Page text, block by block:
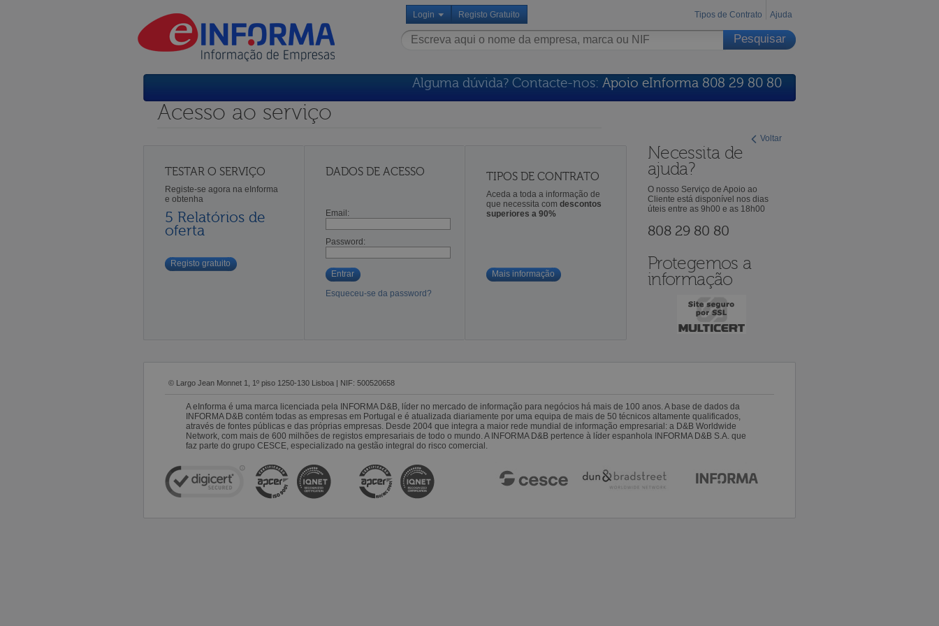
Login Registo Gratuito Tipos de Contrato Ajuda
Alguma dúvida? Contacte-nos: Apoio eInforma 808 29 80 80
Voltar
Acesso ao serviço
TESTAR O SERVIÇO
Registe-se agora na eInforma
e obtenha
5 Relatórios de
oferta
Registo gratuito
DADOS DE ACESSO
Email:
Password:
Entrar
Esqueceu-se da password?
TIPOS DE CONTRATO
Aceda a toda a informação de
que necessita comdescontos
superiores a 90%
Mais informação
Necessita de
ajuda?
O nosso Serviço de Apoio ao
Cliente está disponível nos dias
úteis entre as 9h00 e as 18h00
808 29 80 80
Protegemos a
informação
© Largo Jean Monnet 1, 1º piso 1250-130 Lisboa | NIF: 500520658
A eInforma é uma marca licenciada pela INFORMA D&B, líder no mercado de informação para negócios há mais de 100 anos. A base de dados da
INFORMA D&B contém todas as empresas em Portugal e é atualizada diariamente por uma equipa de mais de 50 técnicos altamente qualificados,
através de fontes públicas e das próprias empresas. Desde 2004 que integra a maior rede mundial de informação empresarial: a D&B Worldwide
Network, com mais de 600 milhões de registos empresariais de todo o mundo. A INFORMA D&B pertence à líder espanhola INFORMA D&B S.A. que
faz parte do grupo CESCE, especializado na gestão integral do risco comercial.